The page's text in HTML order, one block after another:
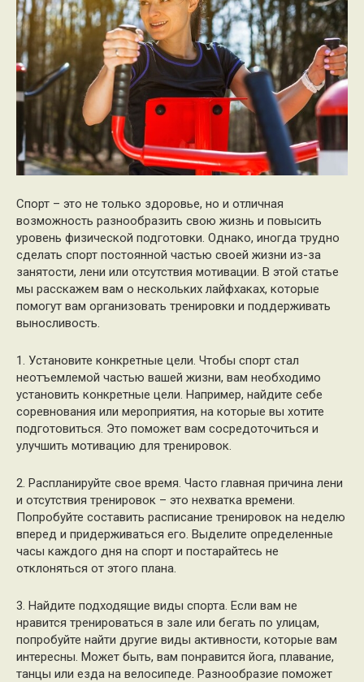
Спорт – это не только здоровье, но и отличная
возможность разнообразить свою жизнь и повысить
уровень физической подготовки. Однако, иногда трудно
сделать спорт постоянной частью своей жизни из-за
занятости, лени или отсутствия мотивации. В этой статье
мы расскажем вам о нескольких лайфхаках, которые
помогут вам организовать тренировки и поддерживать
выносливость.
1. Установите конкретные цели. Чтобы спорт стал
неотъемлемой частью вашей жизни, вам необходимо
установить конкретные цели. Например, найдите себе
соревнования или мероприятия, на которые вы хотите
подготовиться. Это поможет вам сосредоточиться и
улучшить мотивацию для тренировок.
2. Распланируйте свое время. Часто главная причина лени
и отсутствия тренировок – это нехватка времени.
Попробуйте составить расписание тренировок на неделю
вперед и придерживаться его. Выделите определенные
часы каждого дня на спорт и постарайтесь не
отклоняться от этого плана.
3. Найдите подходящие виды спорта. Если вам не
нравится тренироваться в зале или бегать по улицам,
попробуйте найти другие виды активности, которые вам
интересны. Может быть, вам понравится йога, плавание,
танцы или езда на велосипеде. Разнообразие поможет